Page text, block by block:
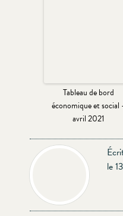
Tableau de bord
économique et social
avril 2021
le